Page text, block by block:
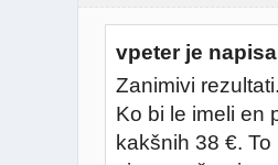
vpeter je
Zanimivi
Ko bi le imeli en
kakšnih 38 €.